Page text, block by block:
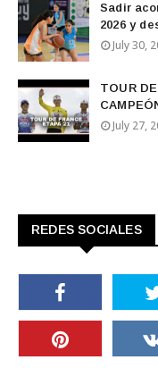
Sadir
2026 y
July 30,
TOUR
July 27,
REDES SOCIALES